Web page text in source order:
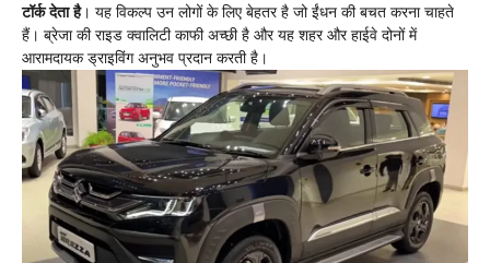
टॉर्क देता है। यह विकल्प उन लोगों के लिए बेहतर है जो ईंधन की बचत करना चाहते
हैं। ब्रेजा की राइड क्वालिटी काफी अच्छी है और यह शहर और हाईवे दोनों में
आरामदायक ड्राइविंग अनुभव प्रदान करती है।